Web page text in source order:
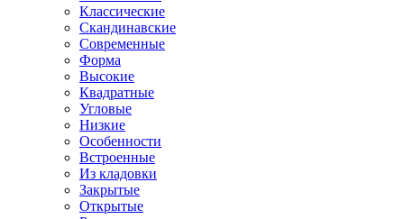
Классические
Скандинавские
Современные
Форма
Высокие
Квадратные
Угловые
Низкие
Особенности
Встроенные
Из кладовки
Закрытые
Открытые